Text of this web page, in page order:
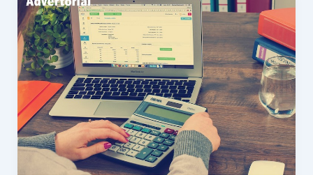
beste
boekhoudprogramma
voor
je
ZZP
administratie?